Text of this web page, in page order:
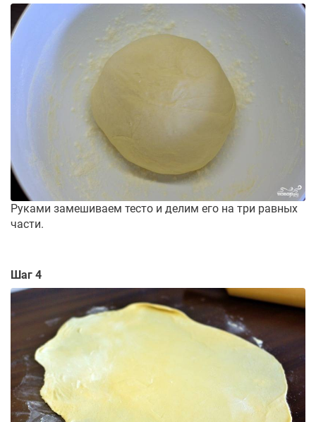
Руками замешиваем тесто и делим его на три равных
части.
Шаг 4